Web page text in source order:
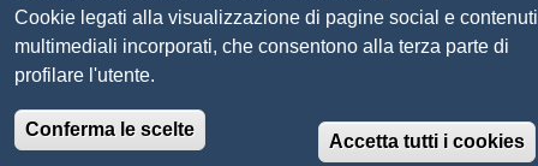
Cookie legati alla visualizzazione di pagine social e contenuti
multimediali incorporati, che consentono alla terza parte di
profilare l'utente.
Conferma le scelte
Accetta tutti i cookies